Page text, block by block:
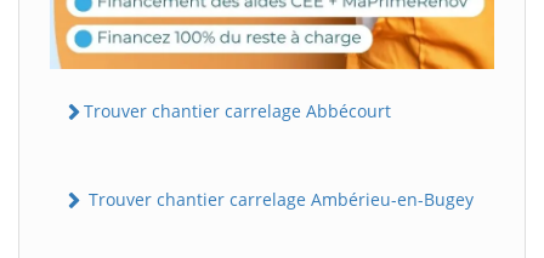
Trouver chantier carrelage Abbécourt
Trouver chantier carrelage Ambérieu-en-Bugey